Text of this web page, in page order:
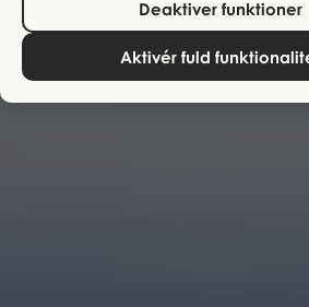
Deaktiver funktioner
Aktivér fuld